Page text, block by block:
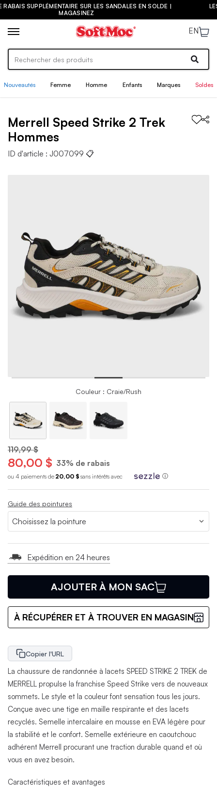
SOLDE |
LES NOUVEAUTÉS DE LA PRÉ-RENTRÉE SONT
EN
Nouveautés Femme Homme Enfants Marques Soldes
Merrell Speed Strike 2 Trek
Hommes
ID d'article : J007099 📋
Couleur : Craie/Rush
119,99 $
80,00 $ 33% de rabais
ou 4 paiements de 20,00 $ sans intérêts avec ⓘ
Guide des pointures
Expédition en 24 heures
AJOUTER À MON SAC
À RÉCUPÉRER ET À TROUVER EN MAGASIN
Copier l'URL
La chaussure de randonnée à lacets SPEED STRIKE 2 TREK de
MERRELL propulse la franchise Speed Strike vers de nouveaux
sommets. Le style et la couleur font sensation tous les jours.
Conçue avec une tige en maille respirante et des lacets
recyclés. Semelle intercalaire en mousse en EVA légère pour
la stabilité et le confort. Semelle extérieure en caoutchouc
adhérent Merrell procurant une traction durable quand et où
vous en avez besoin.
Caractéristiques et avantages